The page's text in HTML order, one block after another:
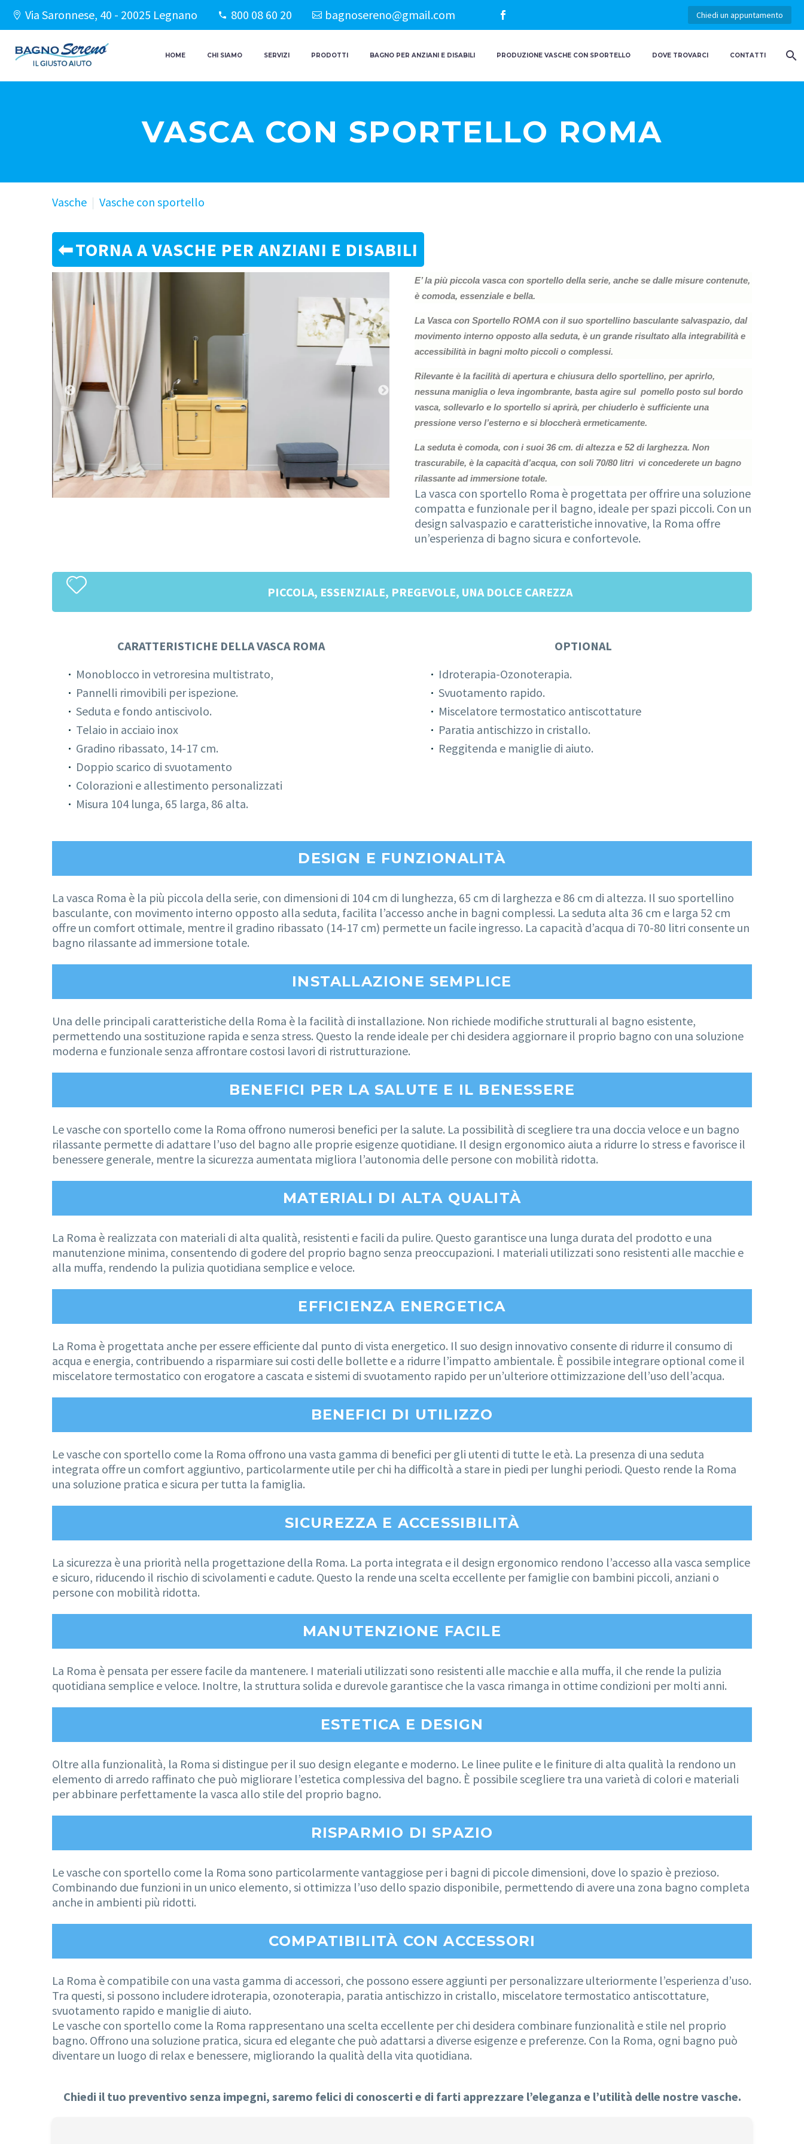
Via Saronnese, 40 - 20025 Legnano 800 08 60 20 bagnosereno@gmail.com Chiedi un appuntamento
HOME CHI SIAMO SERVIZI PRODOTTI BAGNO PER ANZIANI E DISABILI PRODUZIONE VASCHE CON SPORTELLO DOVE TROVARCI CONTATTI
VASCA CON SPORTELLO ROMA
Vasche Vasche con sportello
TORNA A VASCHE PER ANZIANI E DISABILI
E’ la più piccola vasca con sportello della serie, anche se dalle misure contenute,
è comoda, essenziale e bella.
La Vasca con Sportello ROMA con il suo sportellino basculante salvaspazio, dal
movimento interno opposto alla seduta, è un grande risultato alla integrabilità e
accessibilità in bagni molto piccoli o complessi.
Rilevante è la facilità di apertura e chiusura dello sportellino, per aprirlo,
nessuna maniglia o leva ingombrante, basta agire sul pomello posto sul bordo
vasca, sollevarlo e lo sportello si aprirà, per chiuderlo è sufficiente una
pressione verso l’esterno e si bloccherà ermeticamente.
La seduta è comoda, con i suoi 36 cm. di altezza e 52 di larghezza. Non
trascurabile, è la capacità d’acqua, con soli 70/80 litri vi concederete un bagno
rilassante ad immersione totale.
La vasca con sportello Roma è progettata per offrire una soluzione
compatta e funzionale per il bagno, ideale per spazi piccoli. Con un
design salvaspazio e caratteristiche innovative, la Roma offre
un’esperienza di bagno sicura e confortevole.
PICCOLA, ESSENZIALE, PREGEVOLE, UNA DOLCE CAREZZA
CARATTERISTICHE DELLA VASCA ROMA
Monoblocco in vetroresina multistrato,
Pannelli rimovibili per ispezione.
Seduta e fondo antiscivolo.
Telaio in acciaio inox
Gradino ribassato, 14-17 cm.
Doppio scarico di svuotamento
Colorazioni e allestimento personalizzati
Misura 104 lunga, 65 larga, 86 alta.
OPTIONAL
Idroterapia-Ozonoterapia.
Svuotamento rapido.
Miscelatore termostatico antiscottature
Paratia antischizzo in cristallo.
Reggitenda e maniglie di aiuto.
DESIGN E FUNZIONALITÀ
La vasca Roma è la più piccola della serie, con dimensioni di 104 cm di lunghezza, 65 cm di larghezza e 86 cm di altezza. Il suo sportellino
basculante, con movimento interno opposto alla seduta, facilita l’accesso anche in bagni complessi. La seduta alta 36 cm e larga 52 cm
offre un comfort ottimale, mentre il gradino ribassato (14-17 cm) permette un facile ingresso. La capacità d’acqua di 70-80 litri consente un
bagno rilassante ad immersione totale.
INSTALLAZIONE SEMPLICE
Una delle principali caratteristiche della Roma è la facilità di installazione. Non richiede modifiche strutturali al bagno esistente,
permettendo una sostituzione rapida e senza stress. Questo la rende ideale per chi desidera aggiornare il proprio bagno con una soluzione
moderna e funzionale senza affrontare costosi lavori di ristrutturazione.
BENEFICI PER LA SALUTE E IL BENESSERE
Le vasche con sportello come la Roma offrono numerosi benefici per la salute. La possibilità di scegliere tra una doccia veloce e un bagno
rilassante permette di adattare l’uso del bagno alle proprie esigenze quotidiane. Il design ergonomico aiuta a ridurre lo stress e favorisce il
benessere generale, mentre la sicurezza aumentata migliora l’autonomia delle persone con mobilità ridotta.
MATERIALI DI ALTA QUALITÀ
La Roma è realizzata con materiali di alta qualità, resistenti e facili da pulire. Questo garantisce una lunga durata del prodotto e una
manutenzione minima, consentendo di godere del proprio bagno senza preoccupazioni. I materiali utilizzati sono resistenti alle macchie e
alla muffa, rendendo la pulizia quotidiana semplice e veloce.
EFFICIENZA ENERGETICA
La Roma è progettata anche per essere efficiente dal punto di vista energetico. Il suo design innovativo consente di ridurre il consumo di
acqua e energia, contribuendo a risparmiare sui costi delle bollette e a ridurre l’impatto ambientale. È possibile integrare optional come il
miscelatore termostatico con erogatore a cascata e sistemi di svuotamento rapido per un’ulteriore ottimizzazione dell’uso dell’acqua.
BENEFICI DI UTILIZZO
Le vasche con sportello come la Roma offrono una vasta gamma di benefici per gli utenti di tutte le età. La presenza di una seduta
integrata offre un comfort aggiuntivo, particolarmente utile per chi ha difficoltà a stare in piedi per lunghi periodi. Questo rende la Roma
una soluzione pratica e sicura per tutta la famiglia.
SICUREZZA E ACCESSIBILITÀ
La sicurezza è una priorità nella progettazione della Roma. La porta integrata e il design ergonomico rendono l’accesso alla vasca semplice
e sicuro, riducendo il rischio di scivolamenti e cadute. Questo la rende una scelta eccellente per famiglie con bambini piccoli, anziani o
persone con mobilità ridotta.
MANUTENZIONE FACILE
La Roma è pensata per essere facile da mantenere. I materiali utilizzati sono resistenti alle macchie e alla muffa, il che rende la pulizia
quotidiana semplice e veloce. Inoltre, la struttura solida e durevole garantisce che la vasca rimanga in ottime condizioni per molti anni.
ESTETICA E DESIGN
Oltre alla funzionalità, la Roma si distingue per il suo design elegante e moderno. Le linee pulite e le finiture di alta qualità la rendono un
elemento di arredo raffinato che può migliorare l’estetica complessiva del bagno. È possibile scegliere tra una varietà di colori e materiali
per abbinare perfettamente la vasca allo stile del proprio bagno.
RISPARMIO DI SPAZIO
Le vasche con sportello come la Roma sono particolarmente vantaggiose per i bagni di piccole dimensioni, dove lo spazio è prezioso.
Combinando due funzioni in un unico elemento, si ottimizza l’uso dello spazio disponibile, permettendo di avere una zona bagno completa
anche in ambienti più ridotti.
COMPATIBILITÀ CON ACCESSORI
La Roma è compatibile con una vasta gamma di accessori, che possono essere aggiunti per personalizzare ulteriormente l’esperienza d’uso.
Tra questi, si possono includere idroterapia, ozonoterapia, paratia antischizzo in cristallo, miscelatore termostatico antiscottature,
svuotamento rapido e maniglie di aiuto.
Le vasche con sportello come la Roma rappresentano una scelta eccellente per chi desidera combinare funzionalità e stile nel proprio
bagno. Offrono una soluzione pratica, sicura ed elegante che può adattarsi a diverse esigenze e preferenze. Con la Roma, ogni bagno può
diventare un luogo di relax e benessere, migliorando la qualità della vita quotidiana.
Chiedi il tuo preventivo senza impegni, saremo felici di conoscerti e di farti apprezzare l’eleganza e l’utilità delle nostre vasche.